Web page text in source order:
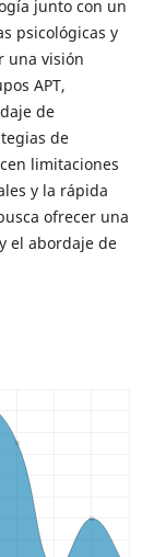
junto con un
psicológicas y
una visión
APT,
de
de
limitaciones
y la rápida
ofrecer una
el abordaje de